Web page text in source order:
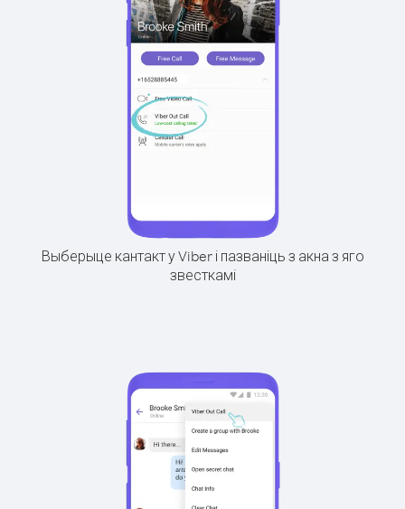
Выберыце кантакт у Viber і пазваніць з акна з яго
звесткамі